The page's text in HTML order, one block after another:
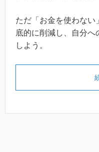
ただ「お金を使わない
底的に削減し、自分へ
しよう。